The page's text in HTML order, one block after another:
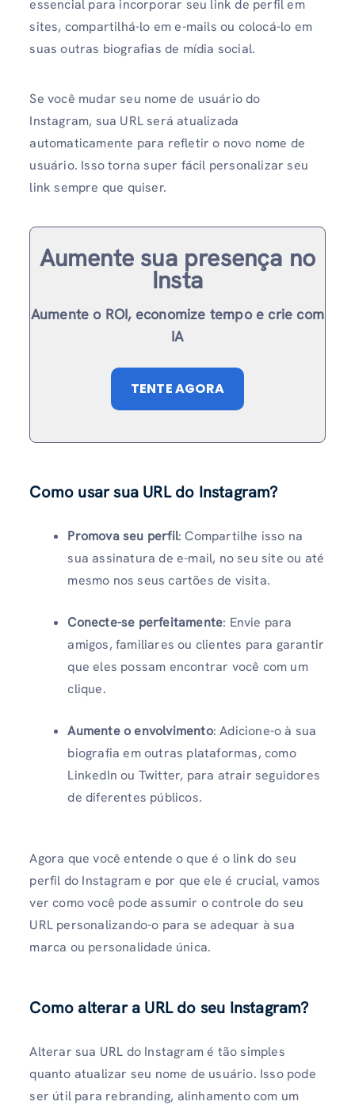
essencial para incorporar seu link de perfil em
sites, compartilhá-lo em e-mails ou colocá-lo em
suas outras biografias de mídia social.
Se você mudar seu nome de usuário do
Instagram, sua URL será atualizada
automaticamente para refletir o novo nome de
usuário. Isso torna super fácil personalizar seu
link sempre que quiser.
Aumente sua presença no
Insta
Aumente o ROI, economize tempo e crie com
IA
TENTE AGORA
Como usar sua URL do Instagram?
Promova seu perfil: Compartilhe isso na
sua assinatura de e-mail, no seu site ou até
mesmo nos seus cartões de visita.
Conecte-se perfeitamente: Envie para
amigos, familiares ou clientes para garantir
que eles possam encontrar você com um
clique.
Aumente o envolvimento: Adicione-o à sua
biografia em outras plataformas, como
LinkedIn ou Twitter, para atrair seguidores
de diferentes públicos.
Agora que você entende o que é o link do seu
perfil do Instagram e por que ele é crucial, vamos
ver como você pode assumir o controle do seu
URL personalizando-o para se adequar à sua
marca ou personalidade única.
Como alterar a URL do seu Instagram?
Alterar sua URL do Instagram é tão simples
quanto atualizar seu nome de usuário. Isso pode
ser útil para rebranding, alinhamento com um